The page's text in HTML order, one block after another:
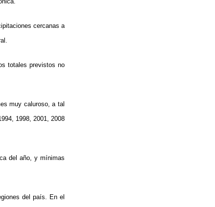
cercanas a
totales previstos no
muy caluroso, a tal
1998, 2001, 2008
del año, y mínimas
del país. En el